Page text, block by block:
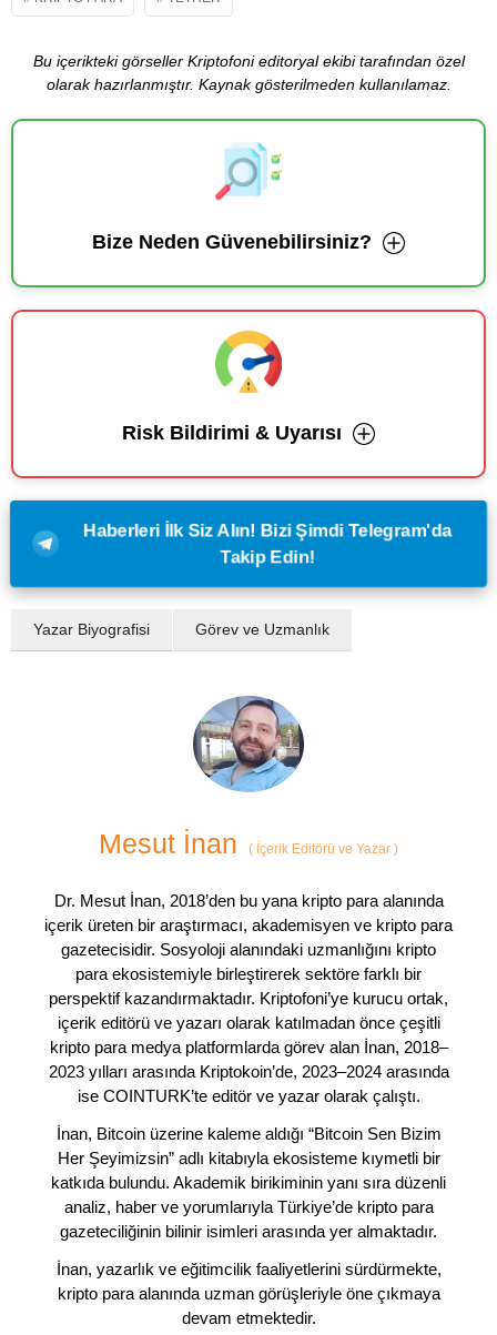
Bu içerikteki görseller Kriptofoni editoryal ekibi tarafından özel
olarak hazırlanmıştır. Kaynak gösterilmeden kullanılamaz.
Bize Neden Güvenebilirsiniz?
Risk Bildirimi & Uyarısı
Haberleri İlk Siz Alın! Bizi Şimdi Telegram'da
Takip Edin!
Yazar Biyografisi Görev ve Uzmanlık
Mesut İnan ( İçerik Editörü ve Yazar )
Dr. Mesut İnan, 2018’den bu yana kripto para alanında
içerik üreten bir araştırmacı, akademisyen ve kripto para
gazetecisidir. Sosyoloji alanındaki uzmanlığını kripto
para ekosistemiyle birleştirerek sektöre farklı bir
perspektif kazandırmaktadır. Kriptofoni’ye kurucu ortak,
içerik editörü ve yazarı olarak katılmadan önce çeşitli
kripto para medya platformlarda görev alan İnan, 2018–
2023 yılları arasında Kriptokoin’de, 2023–2024 arasında
ise COINTURK’te editör ve yazar olarak çalıştı.
İnan, Bitcoin üzerine kaleme aldığı “Bitcoin Sen Bizim
Her Şeyimizsin” adlı kitabıyla ekosisteme kıymetli bir
katkıda bulundu. Akademik birikiminin yanı sıra düzenli
analiz, haber ve yorumlarıyla Türkiye’de kripto para
gazeteciliğinin bilinir isimleri arasında yer almaktadır.
İnan, yazarlık ve eğitimcilik faaliyetlerini sürdürmekte,
kripto para alanında uzman görüşleriyle öne çıkmaya
devam etmektedir.